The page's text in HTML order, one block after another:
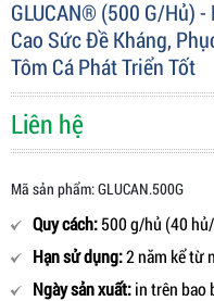
GLUCAN® (500 G/hủ)
Cao Sức Đề Kháng,
Tôm Cá Phát Triển Tốt
Liên hệ
Mã sản phẩm: GLUCAN.500G
Quy cách:500 g/hủ (40
Hạn sử dụng:2 năm kể từ
Ngày sản xuất:in trên bao